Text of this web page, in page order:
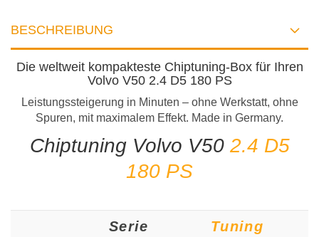
BESCHREIBUNG
Die weltweit kompakteste Chiptuning-Box für Ihren
Volvo V50 2.4 D5 180 PS
Leistungssteigerung in Minuten – ohne Werkstatt, ohne
Spuren, mit maximalem Effekt. Made in Germany.
Chiptuning Volvo V50 2.4 D5
180 PS
Serie Tuning